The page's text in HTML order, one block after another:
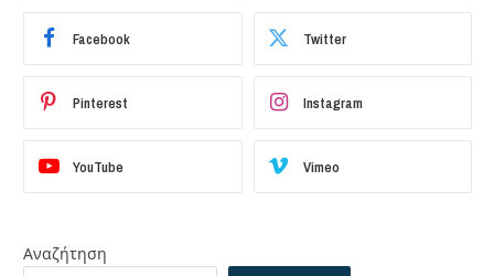
Facebook Twitter
Pinterest Instagram
YouTube Vimeo
Αναζήτηση